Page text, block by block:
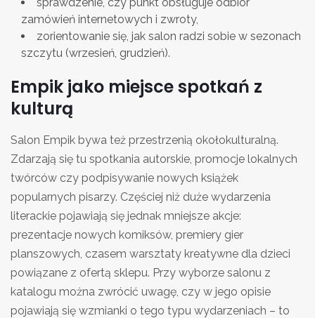
zamówień internetowych i zwroty,
zorientowanie się, jak salon radzi sobie w sezonach
szczytu (wrzesień, grudzień).
Empik jako miejsce spotkań z
kulturą
Salon Empik bywa też przestrzenią okołokulturalną.
Zdarzają się tu spotkania autorskie, promocje lokalnych
twórców czy podpisywanie nowych książek
popularnych pisarzy. Częściej niż duże wydarzenia
literackie pojawiają się jednak mniejsze akcje:
prezentacje nowych komiksów, premiery gier
planszowych, czasem warsztaty kreatywne dla dzieci
powiązane z ofertą sklepu. Przy wyborze salonu z
katalogu można zwrócić uwagę, czy w jego opisie
pojawiają się wzmianki o tego typu wydarzeniach – to